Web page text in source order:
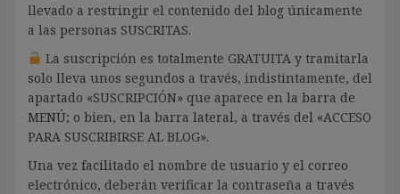
llevado a restringir el contenido del blog únicamente
a las personas SUSCRITAS.
La suscripción es totalmente GRATUITA y tramitarla
solo lleva unos segundos a través, indistintamente, del
apartado «SUSCRIPCIÓN» que aparece en la barra de
MENÚ; o bien, en la barra lateral, a través del «ACCESO
PARA SUSCRIBIRSE AL BLOG».
Una vez facilitado el nombre de usuario y el correo
electrónico, deberán verificar la contraseña a través